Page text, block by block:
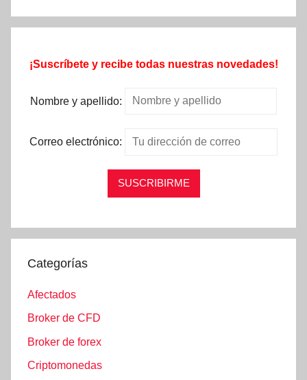
¡Suscríbete y recibe todas nuestras novedades!
Nombre y apellido:
Correo electrónico:
Categorías
Afectados
Broker de CFD
Broker de forex
Criptomonedas